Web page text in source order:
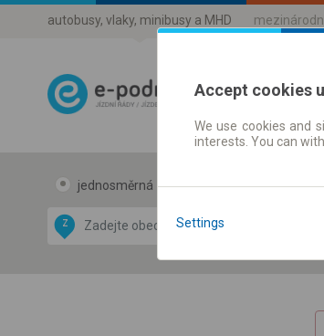
autobusy, vlaky, minibusy a MHD
jednosměrná zpáteční
Z
OpenStreetMap
Accept cookies
We use cookies and
interests. You can
Settings